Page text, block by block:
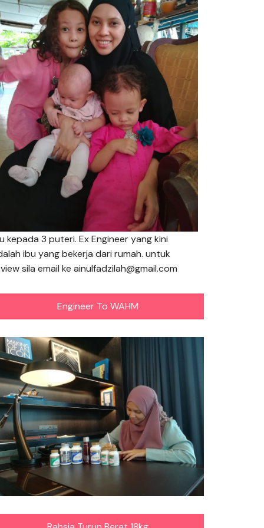
kepada 3 puteri. Ex Engineer yang kini
ibu yang bekerja dari rumah. untuk
sila email ke ainulfadzilah@gmail.com
Engineer To WAHM